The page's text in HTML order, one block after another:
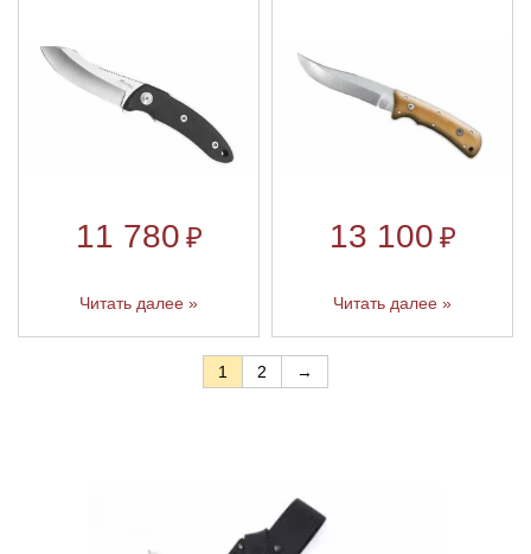
11 780 ₽
Читать далее »
13 100 ₽
Читать далее »
1 2 →